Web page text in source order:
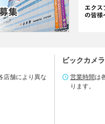
店舗により異な
ビックカメ
営業時間は
ります。